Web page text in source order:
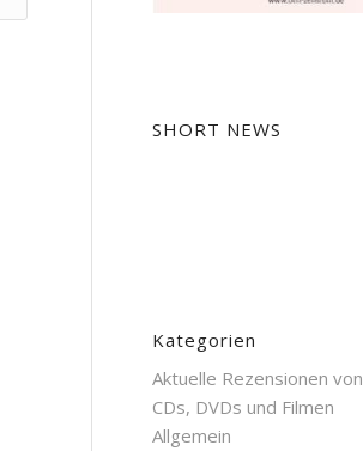
SHORT NEWS
Kategorien
Aktuelle Rezensionen von
CDs, DVDs und Filmen
Allgemein